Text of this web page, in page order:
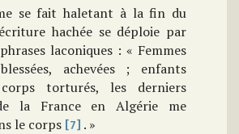
se fait haletant à la fin du
hachée se déploie par
laconiques : « Femmes
achevées ; enfants
torturés, les derniers
la France en Algérie me
le corps [7] . »